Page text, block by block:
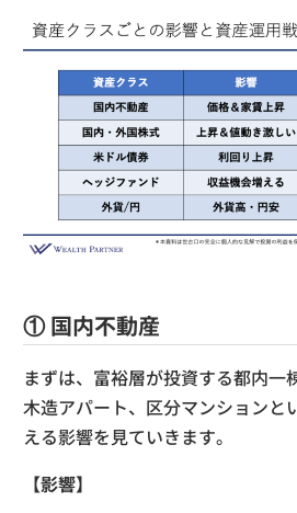
① 国内不動産
まずは、富裕層が投資する都内一
木造アパート、区分マンションと
える影響を見ていきます。
【影響】